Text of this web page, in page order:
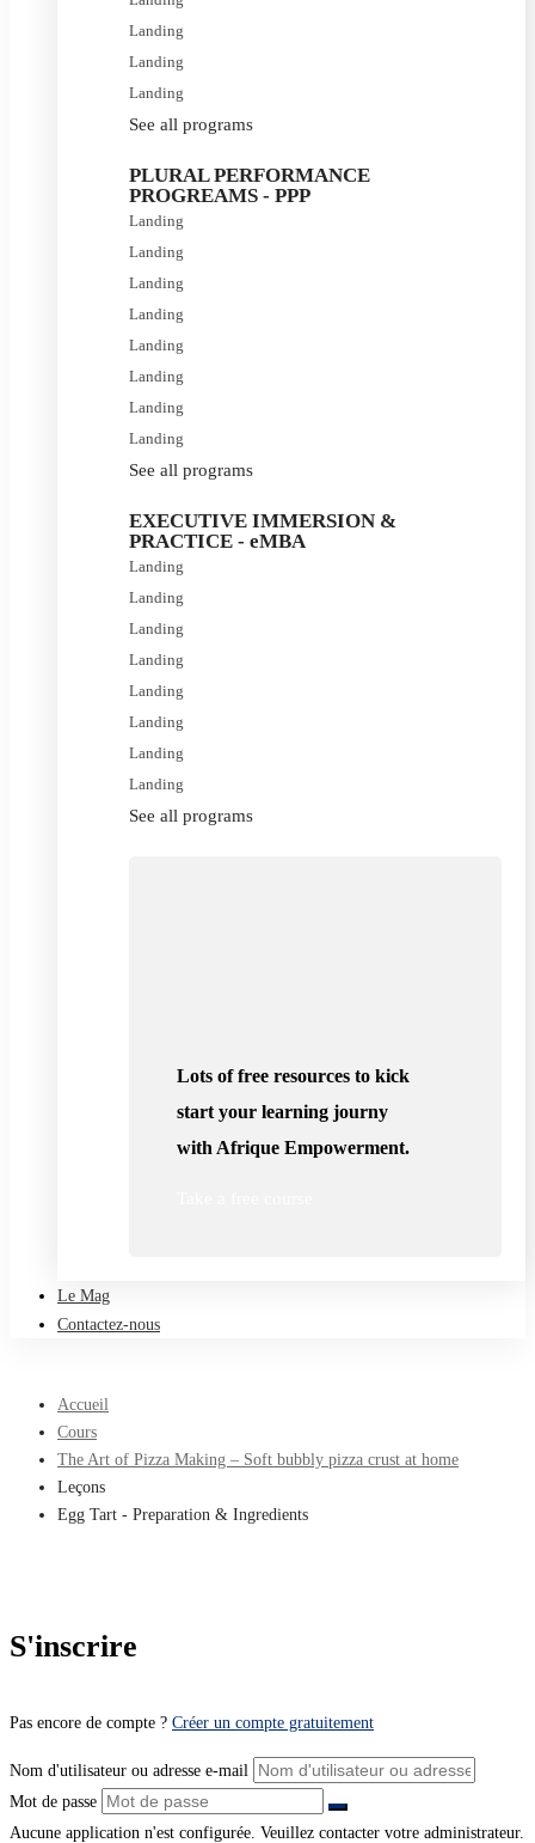
Landing
Landing
Landing
See all programs
PLURAL PERFORMANCE
PROGREAMS - PPP
Landing
Landing
Landing
Landing
Landing
Landing
Landing
Landing
See all programs
EXECUTIVE IMMERSION &
PRACTICE - eMBA
Landing
Landing
Landing
Landing
Landing
Landing
Landing
Landing
See all programs
Lots of free resources to kick
start your learning journy
with Afrique Empowerment.
Le Mag
Contactez-nous
Accueil
Cours
The Art of Pizza Making – Soft bubbly pizza crust at home
Leçons
Egg Tart - Preparation & Ingredients
S'inscrire
Pas encore de compte ? Créer un compte gratuitement
Nom d'utilisateur ou adresse e-mail
Mot de passe
Aucune application n'est configurée. Veuillez contacter votre administrateur.